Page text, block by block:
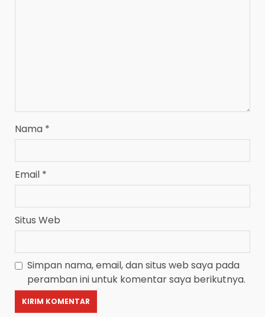
Nama *
Email *
Situs Web
Simpan nama, email, dan situs web saya pada
peramban ini untuk komentar saya berikutnya.